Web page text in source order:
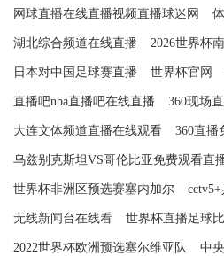
网球直播在线直播视频直播球迷网
湖北综合频道在线直播 2026世界杯
日本对中国足球赛直播 世界杯官网
直播吧nba直播吧在线直播 360现场
大连文体频道直播在线观看 360直播
乌兹别克斯坦VS哥伦比亚免费观看直
世界杯非洲区预选赛塞内加尔
无线新闻台在线看 世界杯直播足球
2022世界杯欧洲预选塞尔维亚队 中